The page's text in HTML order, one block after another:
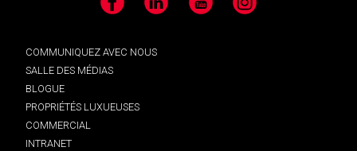
Facebook LinkedIn YouTube Instagram
COMMUNIQUEZ AVEC NOUS
SALLE DES MÉDIAS
BLOGUE
PROPRIÉTÉS LUXUEUSES
COMMERCIAL
INTRANET